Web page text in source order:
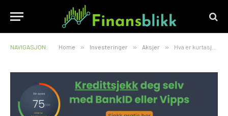
NAVIGASJON: Home » Investeringer » Aksjer » Hva er kurtasje ved aksjehandel (Praktisk info!)